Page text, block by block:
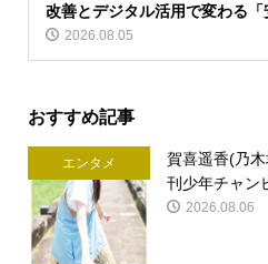
改善とデジタル活用で変わる「
2026.08.05
おすすめ記事
エンタメ
賀喜遥香(乃
刊少年チャン
2026.08.06